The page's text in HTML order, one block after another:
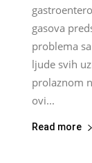
gasova
problema
ljude svih
prolaznom
ovi...
Read more